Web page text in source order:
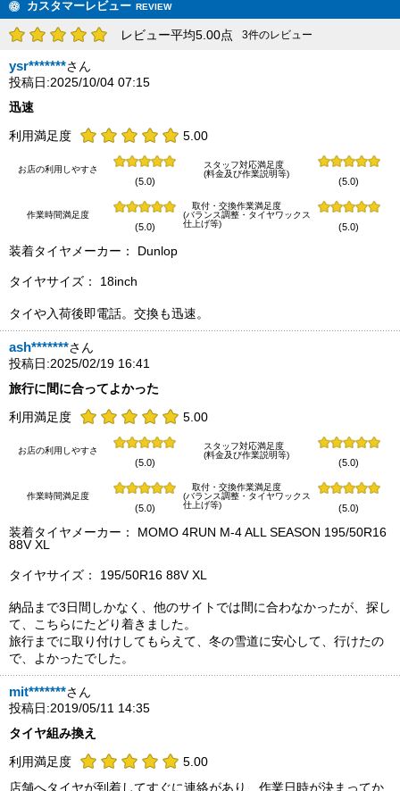
カスタマーレビュー REVIEW
レビュー平均5.00点 3件のレビュー
ysr*******さん
投稿日:2025/10/04 07:15
迅速
利用満足度
5.00
お店の利用しやすさ
(5.0)
スタッフ対応満足度
(料金及び作業説明等)
(5.0)
作業時間満足度
(5.0)
取付・交換作業満足度
(バランス調整・タイヤワックス
仕上げ等)
(5.0)
装着タイヤメーカー： Dunlop
タイヤサイズ： 18inch
タイや入荷後即電話。交換も迅速。
ash*******さん
投稿日:2025/02/19 16:41
旅行に間に合ってよかった
利用満足度
5.00
お店の利用しやすさ
(5.0)
スタッフ対応満足度
(料金及び作業説明等)
(5.0)
作業時間満足度
(5.0)
取付・交換作業満足度
(バランス調整・タイヤワックス
仕上げ等)
(5.0)
装着タイヤメーカー： MOMO 4RUN M-4 ALL SEASON 195/50R16
88V XL
タイヤサイズ： 195/50R16 88V XL
納品まで3日間しかなく、他のサイトでは間に合わなかったが、探し
て、こちらにたどり着きました。
旅行までに取り付けしてもらえて、冬の雪道に安心して、行けたの
で、よかったでした。
mit*******さん
投稿日:2019/05/11 14:35
タイヤ組み換え
利用満足度
5.00
店舗へタイヤが到着してすぐに連絡があり、作業日時が決まってか